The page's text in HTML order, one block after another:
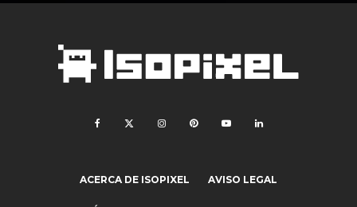
ACERCA DE ISOPIXEL AVISO LEGAL